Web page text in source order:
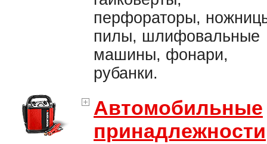
перфораторы,
пилы, шлифовальные
машины, фонари,
рубанки.
Автомобильные
принадлежности